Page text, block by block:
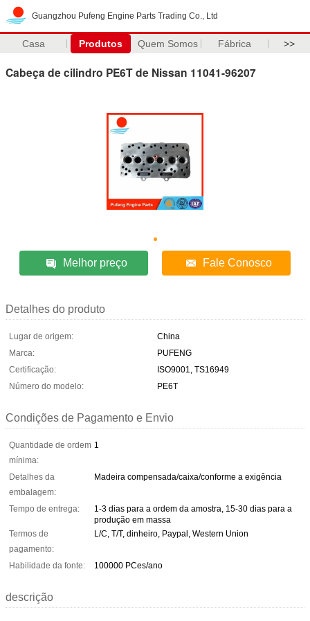
Guangzhou Pufeng Engine Parts Trading Co., Ltd
Casa Produtos Quem Somos Fábrica >>
Cabeça de cilindro PE6T de Nissan 11041-96207
Melhor preço Fale Conosco
Detalhes do produto
Lugar de origem:
China
Marca:
PUFENG
Certificação:
ISO9001, TS16949
Número do modelo:
PE6T
Condições de Pagamento e Envio
Quantidade de ordem
mínima:
1
Detalhes da
embalagem:
Madeira compensada/caixa/conforme a exigência
Tempo de entrega:
1-3 dias para a ordem da amostra, 15-30 dias para a
produção em massa
Termos de
pagamento:
L/C, T/T, dinheiro, Paypal, Western Union
Habilidade da fonte: 100000 PCes/ano
descrição